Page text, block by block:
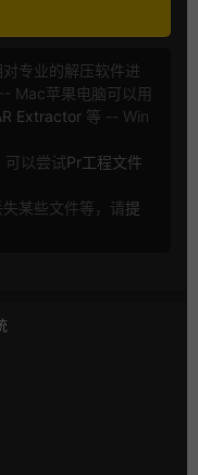
专业的解压软件进
-- Mac苹果电脑可以用
Extractor 等 -- Win
以尝试Pr工程文件
某些文件等，请提